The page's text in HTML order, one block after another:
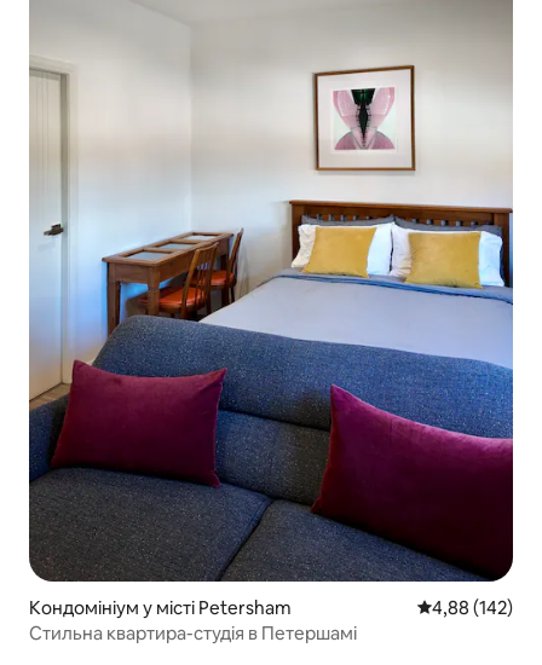
Кондомініум у місті Petersham Середня
4,88 (142)
Стильна квартира-студія в Петершамі